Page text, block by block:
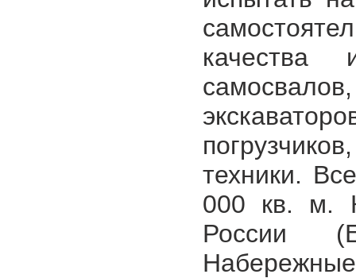
качества
техники.
000 кв. м.
России